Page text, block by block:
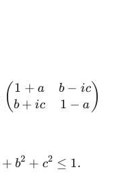
u_{11}' +
iu_{11}''
\end{pmatrix}
\rho=\frac12
( 1 + a
b + ic
b − ic
1 − a)
a^2+b^2+c^2\le1.
+ b2 + c2 ≤ 1.